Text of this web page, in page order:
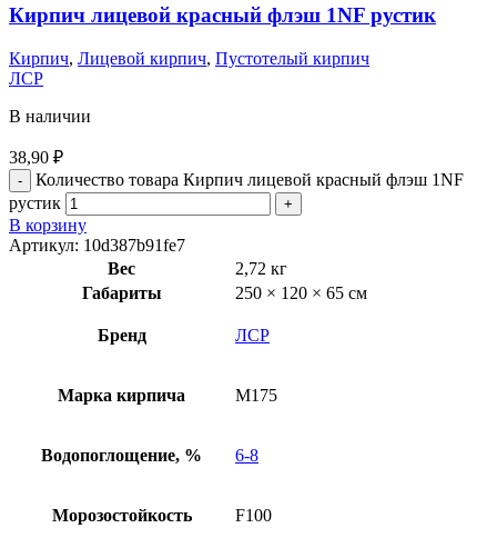
Кирпич лицевой красный флэш 1NF рустик
Кирпич, Лицевой кирпич, Пустотелый кирпич
ЛСР
В наличии
38,90 ₽
Количество товара Кирпич лицевой красный флэш 1NF
рустик
В корзину
Артикул: 10d387b91fe7
Вес
2,72 кг
Габариты
250 × 120 × 65 см
Бренд ЛСР
Марка кирпича М175
Водопоглощение, % 6-8
Морозостойкость F100